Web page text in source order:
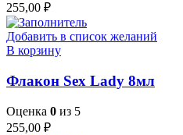
255,00 ₽
Добавить в список желаний
В корзину
Флакон Sex Lady 8мл
Оценка 0 из 5
255,00 ₽